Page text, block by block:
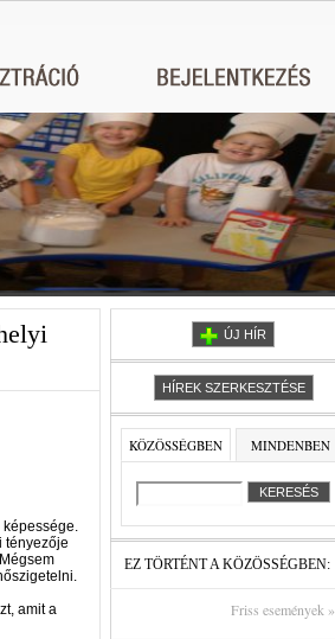
képessége.
tényezője
amit a
ÚJ HÍR
HÍREK SZERKESZTÉSE
KÖZÖSSÉGBEN MINDENBEN
EZ TÖRTÉNT A KÖZÖSSÉGBEN:
Friss események »